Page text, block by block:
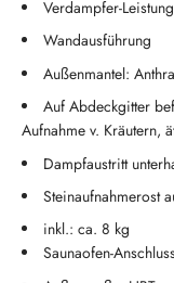
Verdampfer-
Wandausführung
Außenmantel:
Auf Abdeckgitter
Aufnahme v. Kräutern,
Dampfaustritt
Steinaufnahmerost
inkl.: ca. 8 kg
Saunaofen-